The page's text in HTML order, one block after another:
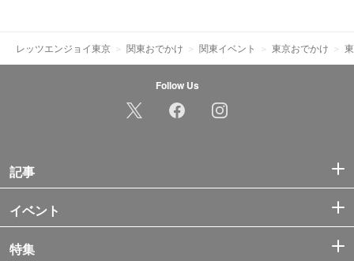
レッツエンジョイ東京 関東おでかけ 関東イベント 東京おでかけ
Follow Us
記事
イベント
特集